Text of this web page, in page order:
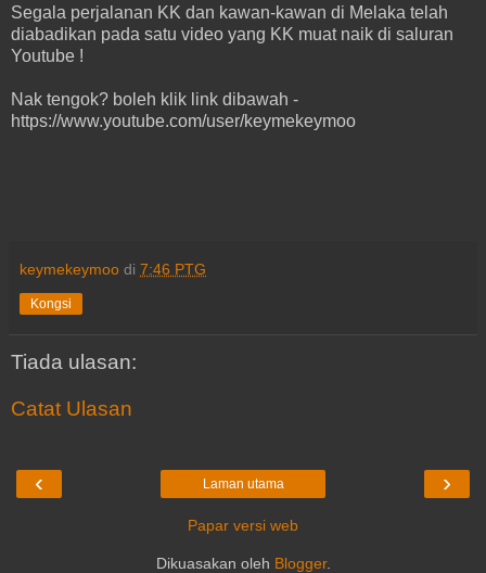
Segala perjalanan KK dan kawan-kawan di Melaka telah
diabadikan pada satu video yang KK muat naik di saluran
Youtube !
Nak tengok? boleh klik link dibawah -
https://www.youtube.com/user/keymekeymoo
keymekeymoo di 7:46 PTG
Kongsi
Tiada ulasan:
Catat Ulasan
‹ ›
Laman utama
Papar versi web
Dikuasakan oleh Blogger.